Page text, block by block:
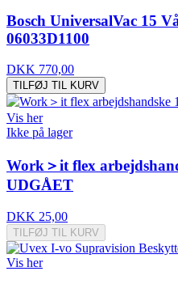
Bosch UniversalVac 15
06033D1100
DKK 770,00
TILFØJ TIL KURV
Vis her
Ikke på lager
Work＞it flex
UDGÅET
DKK 25,00
TILFØJ TIL KURV
Vis her